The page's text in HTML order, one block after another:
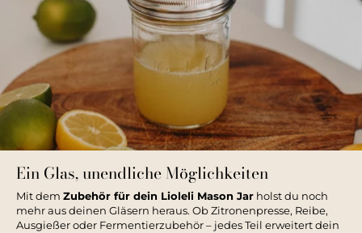
Ein Glas, unendliche Möglichkeiten
Mit dem Zubehör für dein Lioleli Mason Jar holst du noch
mehr aus deinen Gläsern heraus. Ob Zitronenpresse, Reibe,
Ausgießer oder Fermentierzubehör – jedes Teil erweitert dein